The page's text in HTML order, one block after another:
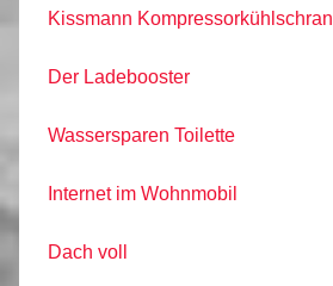
Kissmann
Der Ladebooster
Wassersparen Toilette
Internet im Wohnmobil
Dach voll